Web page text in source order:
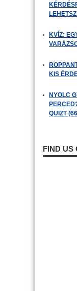
KVÍZ:
KIS
NYOLC
QUIZT
FIND US